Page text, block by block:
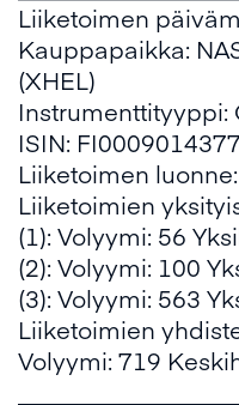
Liiketoimen
Kauppapaikka:
(XHEL)
Instrumenttityyppi:
ISIN: FI0009014377
Liiketoimen
Liiketoimien
(1): Volyymi: 56
(2): Volyymi: 100
(3): Volyymi: 563
Liiketoimien
Volyymi: 719